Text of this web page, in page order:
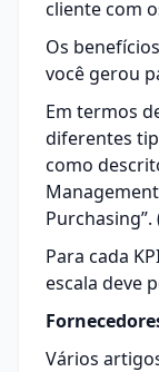
cliente com
Os
você gerou
Em termos
diferentes
como
Purchasing
Para cada
escala deve
Vários